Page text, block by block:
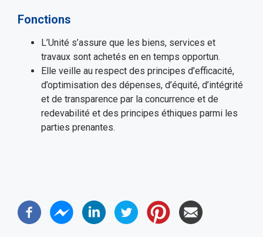
Fonctions
L’Unité s’assure que les biens, services et
travaux sont achetés en en temps opportun.
Elle veille au respect des principes d’efficacité,
d’optimisation des dépenses, d’équité, d’intégrité
et de transparence par la concurrence et de
redevabilité et des principes éthiques parmi les
parties prenantes.